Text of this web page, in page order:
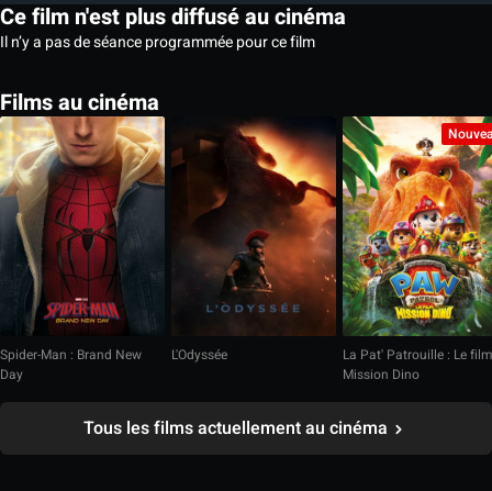
Ce film n'est plus diffusé au cinéma
Il n’y a pas de séance programmée pour ce film
Films au cinéma
Spider-Man : Brand New
Day
L'Odyssée
La Pat' Patrouille : Le film
Mission Dino
Tous les films actuellement au cinéma